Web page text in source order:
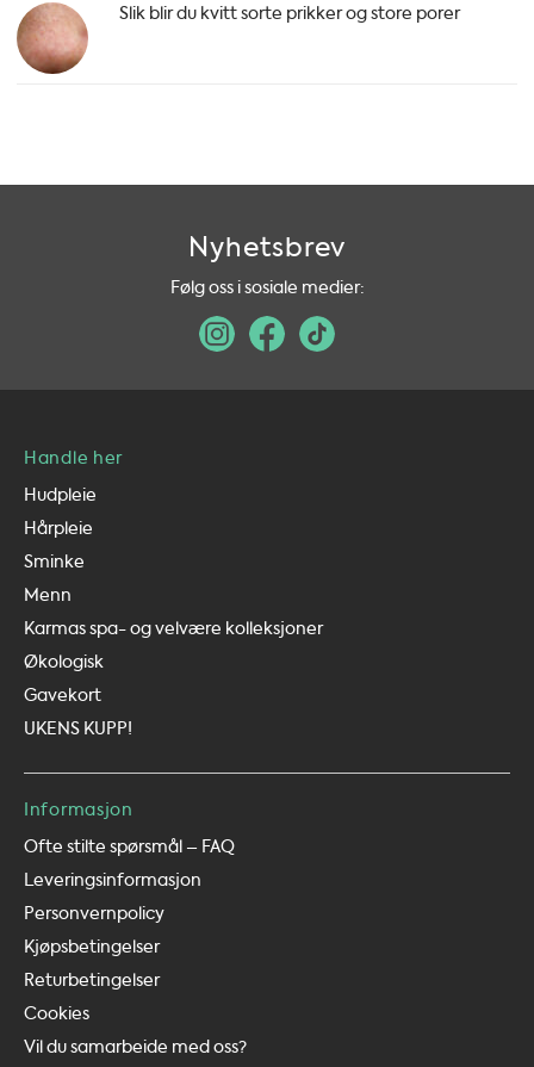
Slik blir du kvitt sorte prikker og store porer
Nyhetsbrev
Følg oss i sosiale medier:
Handle her
Hudpleie
Hårpleie
Sminke
Menn
Karmas spa- og velvære kolleksjoner
Økologisk
Gavekort
UKENS KUPP!
Informasjon
Ofte stilte spørsmål – FAQ
Leveringsinformasjon
Personvernpolicy
Kjøpsbetingelser
Returbetingelser
Cookies
Vil du samarbeide med oss?